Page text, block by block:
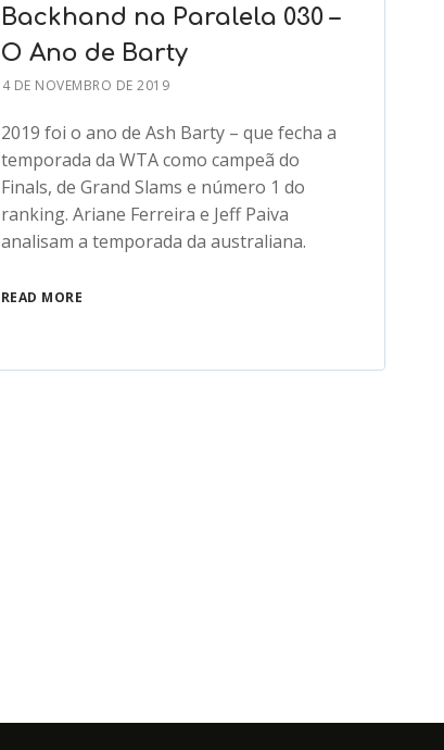
Backhand na Paralela 030 –
O Ano de Barty
4 DE NOVEMBRO DE 2019
2019 foi o ano de Ash Barty – que fecha a
temporada da WTA como campeã do
Finals, de Grand Slams e número 1 do
ranking. Ariane Ferreira e Jeff Paiva
analisam a temporada da australiana.
READ MORE